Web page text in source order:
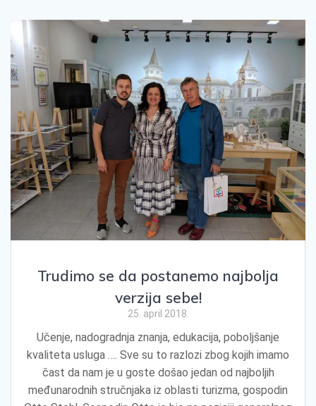
Trudimo se da postanemo najbolja
verzija sebe!
25. april 2018.
Učenje, nadogradnja znanja, edukacija, poboljšanje
kvaliteta usluga …. Sve su to razlozi zbog kojih imamo
čast da nam je u goste došao jedan od najboljih
međunarodnih stručnjaka iz oblasti turizma, gospodin